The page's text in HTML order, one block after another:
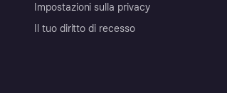
Impostazioni sulla privacy
Il tuo diritto di recesso